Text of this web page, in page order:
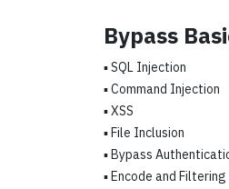
Bypass
▪ SQL Injection
▪ Command Injection
▪ XSS
▪ File Inclusion
▪ Bypass
▪ Encode and Filtering